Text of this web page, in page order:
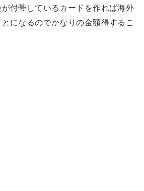
付帯しているカードを作れば海外
になるのでかなりの金額得するこ